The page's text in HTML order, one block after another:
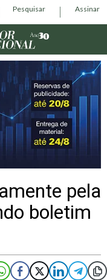
Pesquisar Assinar
pela
boletim